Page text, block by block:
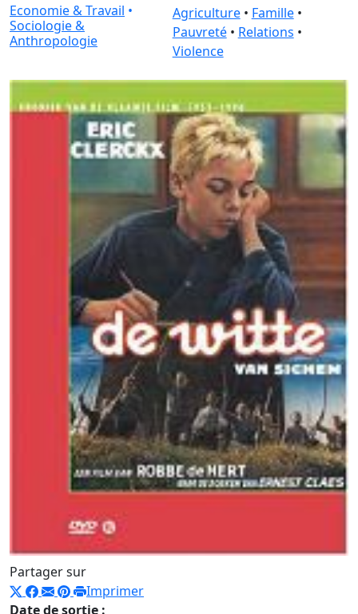
Economie & Travail •
Sociologie &
Anthropologie
Agriculture• Famille•
Pauvreté• Relations •
Violence
Partager sur
Imprimer
Date de sortie :